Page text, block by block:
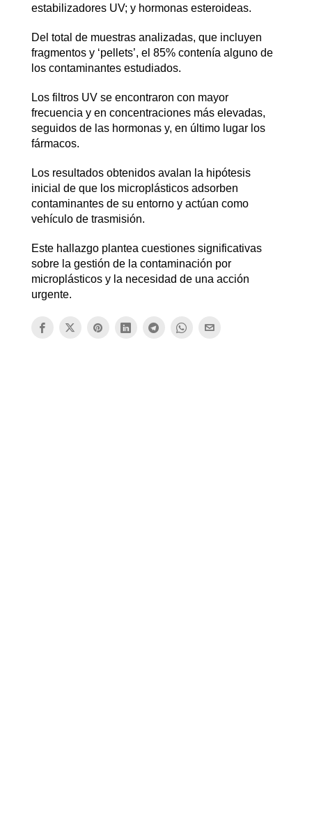
estabilizadores UV; y hormonas esteroideas.
Del total de muestras analizadas, que incluyen
fragmentos y ‘pellets’, el 85% contenía alguno de
los contaminantes estudiados.
Los filtros UV se encontraron con mayor
frecuencia y en concentraciones más elevadas,
seguidos de las hormonas y, en último lugar los
fármacos.
Los resultados obtenidos avalan la hipótesis
inicial de que los microplásticos adsorben
contaminantes de su entorno y actúan como
vehículo de trasmisión.
Este hallazgo plantea cuestiones significativas
sobre la gestión de la contaminación por
microplásticos y la necesidad de una acción
urgente.